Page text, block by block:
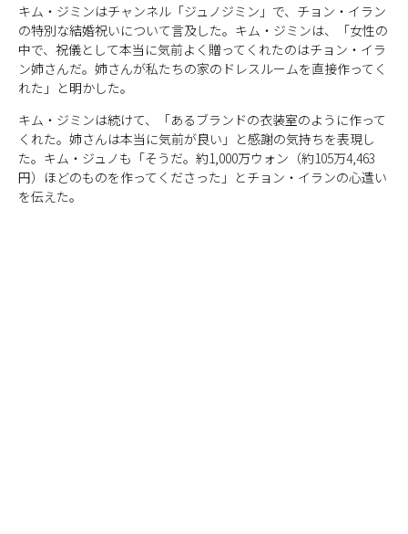
キム・ジミンはチャンネル「ジュノジミン」で、チョン・イラン
の特別な結婚祝いについて言及した。キム・ジミンは、「女性の
中で、祝儀として本当に気前よく贈ってくれたのはチョン・イラ
ン姉さんだ。姉さんが私たちの家のドレスルームを直接作ってく
れた」と明かした。
キム・ジミンは続けて、「あるブランドの衣装室のように作って
くれた。姉さんは本当に気前が良い」と感謝の気持ちを表現し
た。キム・ジュノも「そうだ。約1,000万ウォン （約105万4,463
円） ほどのものを作ってくださった」とチョン・イランの心遣い
を伝えた。